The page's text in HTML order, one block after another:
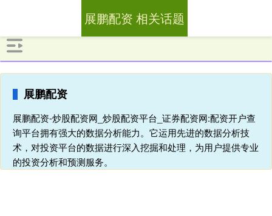
展鹏配资
展鹏配资-炒股配资网_炒股配资平台_证券配资网:配资开户查
询平台拥有强大的数据分析能力。它运用先进的数据分析技
术，对投资平台的数据进行深入挖掘和处理，为用户提供专业
的投资分析和预测服务。
展鹏配资 相关话题